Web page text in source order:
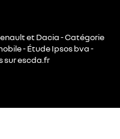
et Dacia - Catégorie
- Étude Ipsos bva -
sur escda.fr